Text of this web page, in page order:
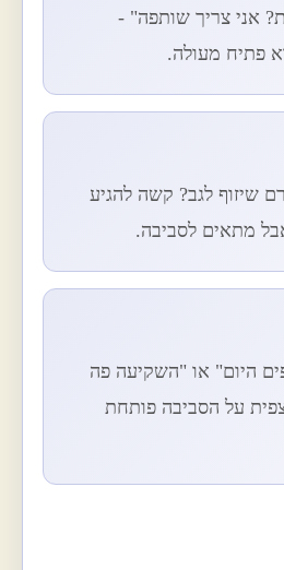
אני צריך שותפה" -
פתיח מעולה.
שיזוף לגב? קשה להגיע
מתאים לסביבה.
היום" או "השקיעה פה
על הסביבה פותחת